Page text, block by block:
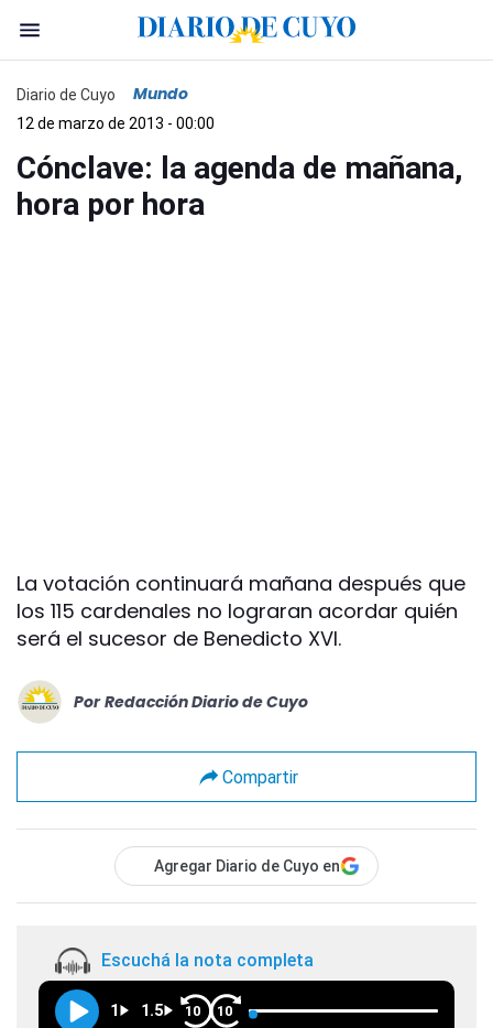
Diario de Cuyo Mundo
12 de marzo de 2013 - 00:00
Cónclave: la agenda de mañana,
hora por hora
La votación continuará mañana después que
los 115 cardenales no lograran acordar quién
será el sucesor de Benedicto XVI.
Por Redacción Diario de Cuyo
Compartir
Agregar Diario de Cuyo en
Escuchá la nota completa
1 1.5 10 10